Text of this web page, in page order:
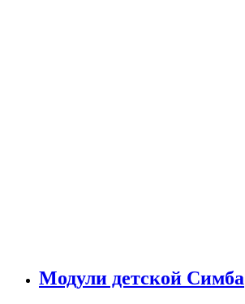
Модули детской Симба